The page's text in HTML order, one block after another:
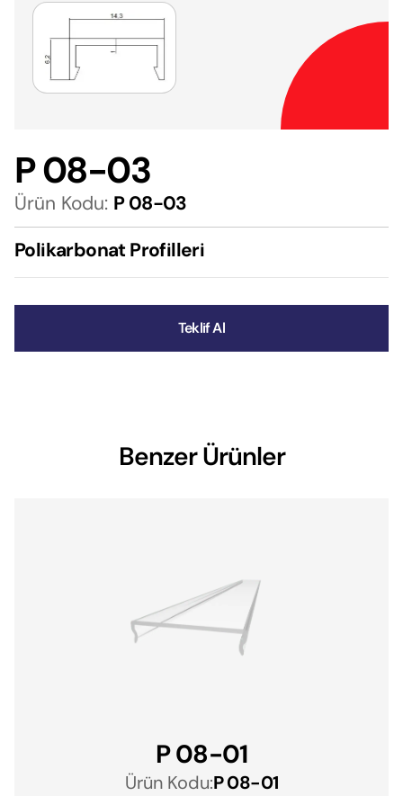
P 08-03
Ürün Kodu: P 08-03
Polikarbonat Profilleri
Teklif Al
Benzer Ürünler
P 08-01
Ürün Kodu:P 08-01